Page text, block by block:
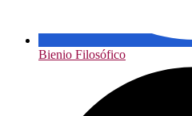
Bienio Filosófico